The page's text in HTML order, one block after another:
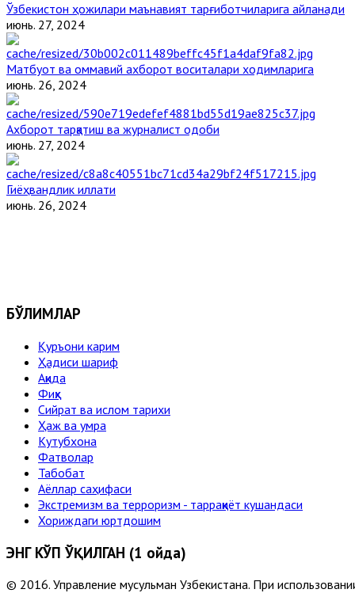
Ўзбекистон ҳожилари маънавият тарғиботчиларига айланади
июнь. 27, 2024
Матбуот ва оммавий ахборот воситалари ходимларига
июнь. 26, 2024
Ахборот тарқатиш ва журналист одоби
июнь. 27, 2024
Гиёҳвандлик иллати
июнь. 26, 2024
БЎЛИМЛАР
Қуръони карим
Ҳадиси шариф
Ақида
Фиқҳ
Сийрат ва ислом тарихи
Ҳаж ва умра
Кутубхона
Фатволар
Табобат
Аёллар саҳифаси
Экстремизм ва терроризм - тарраққиёт кушандаси
Хориждаги юртдошим
ЭНГ КЎП ЎҚИЛГАН (1 ойда)
© 2016. Управление мусульман Узбекистана. При